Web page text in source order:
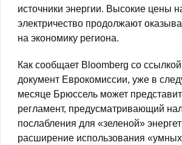
источники энергии. Высокие цены
электричество продолжают
на экономику региона.
Как сообщает Bloomberg со
документ Еврокомиссии, уже в
месяце Брюссель может
регламент, предусматривающий
послабления для «зеленой»
расширение использования